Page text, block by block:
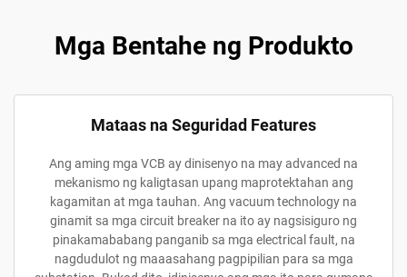
Mga Bentahe ng Produkto
Mataas na Seguridad Features
Ang aming mga VCB ay dinisenyo na may advanced na
mekanismo ng kaligtasan upang maprotektahan ang
kagamitan at mga tauhan. Ang vacuum technology na
ginamit sa mga circuit breaker na ito ay nagsisiguro ng
pinakamababang panganib sa mga electrical fault, na
nagdudulot ng maaasahang pagpipilian para sa mga